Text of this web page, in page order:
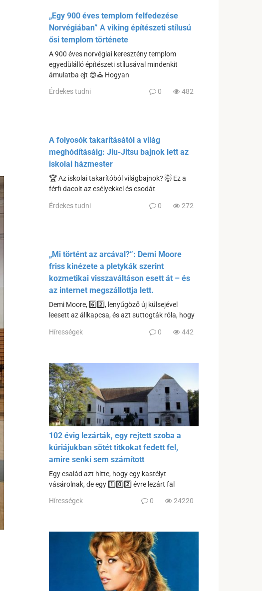
„Egy 900 éves templom felfedezése
Norvégiában” A viking építészeti stílusú
ősi templom története
A 900 éves norvégiai keresztény templom
egyedülálló építészeti stílusával mindenkit
ámulatba ejt 😍⛪️ Hogyan
Érdekes tudni 0 482
A folyosók takarításától a világ
meghódításáig: Jiu-Jitsu bajnok lett az
iskolai házmester
🏆 Az iskolai takarítóból világbajnok? 🤯 Ez a
férfi dacolt az esélyekkel és csodát
Érdekes tudni 0 272
„Mi történt az arcával?”: Demi Moore
friss kinézete a pletykák szerint
kozmetikai visszaváltáson esett át – és
az internet megszállottja lett.
Demi Moore, 6️⃣2️⃣, lenyűgöző új külsejével
leesett az állkapcsa, és azt suttogták róla, hogy
Hírességek 0 442
102 évig lezárták, egy rejtett szoba a
kúriájukban sötét titkokat fedett fel,
amire senki sem számított
Egy család azt hitte, hogy egy kastélyt
vásárolnak, de egy 1️⃣0️⃣2️⃣ évre lezárt fal
Hírességek 0 24220